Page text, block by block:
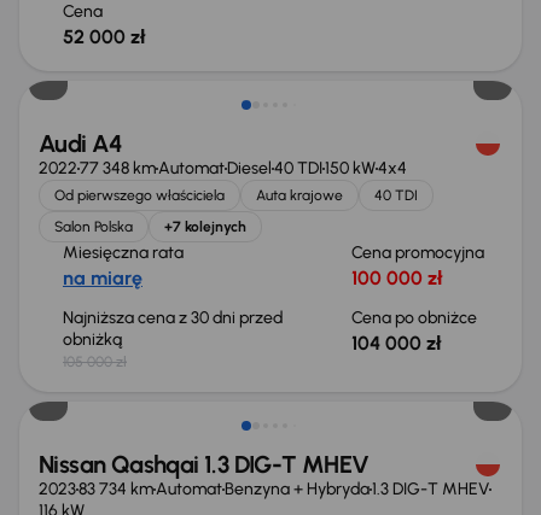
Cena
52 000 zł
Taniej o 1 000 zł
Audi A4
202277 348 kmAutomatDiesel40 TDI150 kW4x4
Od pierwszego właściciela Auta krajowe
40 TDI
Salon Polska
+7 kolejnych
Miesięczna rata
na miarę
Cena promocyjna
100 000 zł
Najniższa cena z 30 dni przed
obniżką
105 000 zł
Cena po obniżce
104 000 zł
Możliwość odliczenia VAT
Nissan Qashqai 1.3 DIG-T MHEV
202383 734 kmAutomatBenzyna + Hybryda1.3 DIG-T MHEV
116 kW